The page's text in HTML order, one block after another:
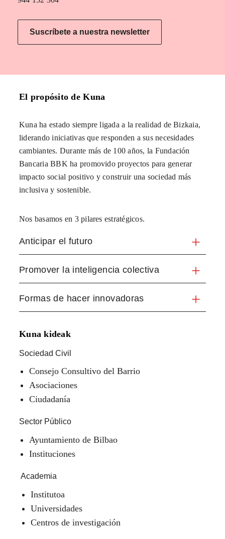
Suscríbete a nuestra newsletter
El propósito de Kuna
Kuna ha estado siempre ligada a la realidad de Bizkaia,
liderando iniciativas que responden a sus necesidades
cambiantes. Durante más de 100 años, la Fundación
Bancaria BBK ha promovido proyectos para generar
impacto social positivo y construir una sociedad más
inclusiva y sostenible.
Nos basamos en 3 pilares estratégicos.
Anticipar el futuro
Promover la inteligencia colectiva
Formas de hacer innovadoras
Kuna kideak
Sociedad Civil
Consejo Consultivo del Barrio
Asociaciones
Ciudadanía
Sector Público
Ayuntamiento de Bilbao
Instituciones
Academia
Institutoa
Universidades
Centros de investigación